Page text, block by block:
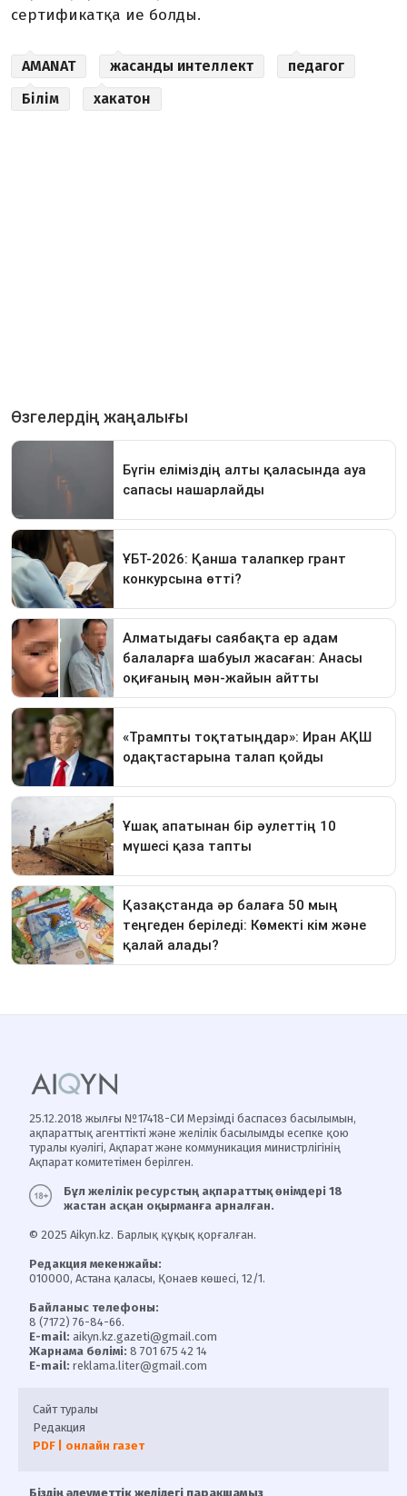
сертификатқа ие болды.
AMANAT жасанды интеллект
педагог
Білім
хакатон
25.12.2018 жылғы №17418-СИ Мерзімді баспасөз басылымын,
ақпараттық агенттікті және желілік басылымды есепке қою
туралы куәлігі, Ақпарат және коммуникация министрлігінің
Ақпарат комитетімен берілген.
Бұл желілік ресурстың ақпараттық өнімдері 18
жастан асқан оқырманға арналған.
© 2025 Aikyn.kz. Барлық құқық қорғалған.
Редакция мекенжайы:
010000, Астана қаласы, Қонаев көшесі, 12/1.
Байланыс телефоны:
8 (7172) 76-84-66.
E-mail: aikyn.kz.gazeti@gmail.com
Жарнама бөлімі: 8 701 675 42 14
E-mail: reklama.liter@gmail.com
Сайт туралы
Редакция
PDF | онлайн газет
Біздің әлеуметтік желідегі парақшамыз